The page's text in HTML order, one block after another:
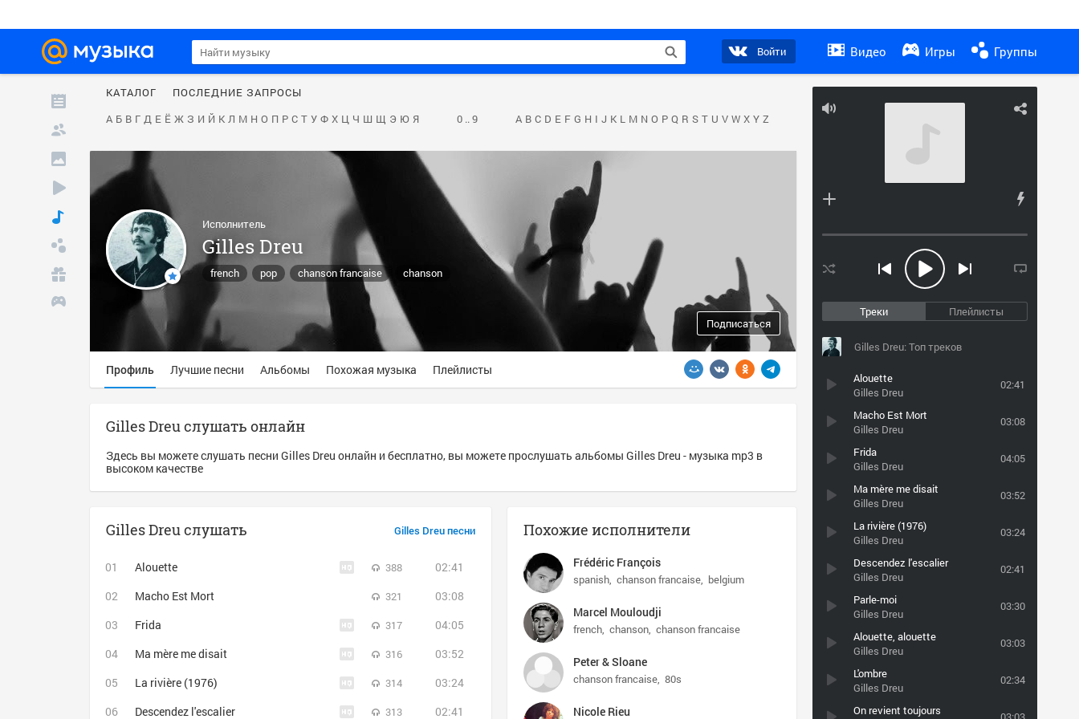
Войти Видео Игры Группы
Треки Плейлисты
Gilles Dreu: Топ треков
Alouette
Gilles Dreu
02:41
Macho Est Mort
Gilles Dreu
03:08
Frida
Gilles Dreu
04:05
Ma mère me disait
Gilles Dreu
03:52
La rivière (1976)
Gilles Dreu
03:24
Descendez l'escalier
Gilles Dreu
02:41
Parle-moi
Gilles Dreu
03:30
Alouette, alouette
Gilles Dreu
03:03
L'ombre
Gilles Dreu
02:34
On revient toujours
КАТАЛОГ
ПОСЛЕДНИЕ ЗАПРОСЫ
А Б В Г Д Е Ё Ж З И Й К Л М Н О П Р С Т У Ф Х Ц Ч Ш Щ Э Ю Я 0 .. 9 A B C D E F G H I J K L M N O P Q R S T U V W X Y Z
Исполнитель
Gilles Dreu
french pop chanson francaise chanson
Подписаться
Профиль Лучшие песни Альбомы Похожая музыка Плейлисты
Gilles Dreu слушать онлайн
Здесь вы можете слушать песни Gilles Dreu онлайн и бесплатно, вы можете прослушать альбомы Gilles Dreu - музыка mp3 в
высоком качестве
Gilles Dreu песни
Gilles Dreu слушать
Alouette 388
02:41
Macho Est Mort
321
03:08
Frida
317
04:05
Ma mère me disait
316
03:52
La rivière (1976)
314
03:24
Descendez l'escalier
313 02:41
Похожие исполнители
Frédéric François
spanish chanson francaise belgium
Marcel Mouloudji
french chanson chanson francaise
Peter & Sloane
chanson francaise 80s
Nicole Rieu